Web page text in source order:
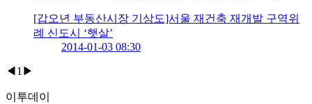
[갑오년 부동산시장 기상도]서울 재건축 재개발 구역위
례 신도시 ‘햇살’
2014-01-03 08:30
◀ 1 ▶
이투데이